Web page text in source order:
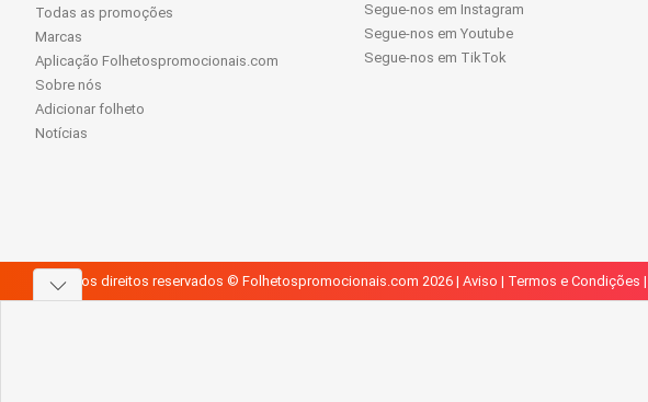
Todas as promoções
Marcas
Aplicação Folhetospromocionais.com
Sobre nós
Adicionar folheto
Notícias
Segue-nos em Instagram
Segue-nos em Youtube
Segue-nos em TikTok
Todos os direitos reservados © Folhetospromocionais.com 2026 | Aviso | Termos e Condições |